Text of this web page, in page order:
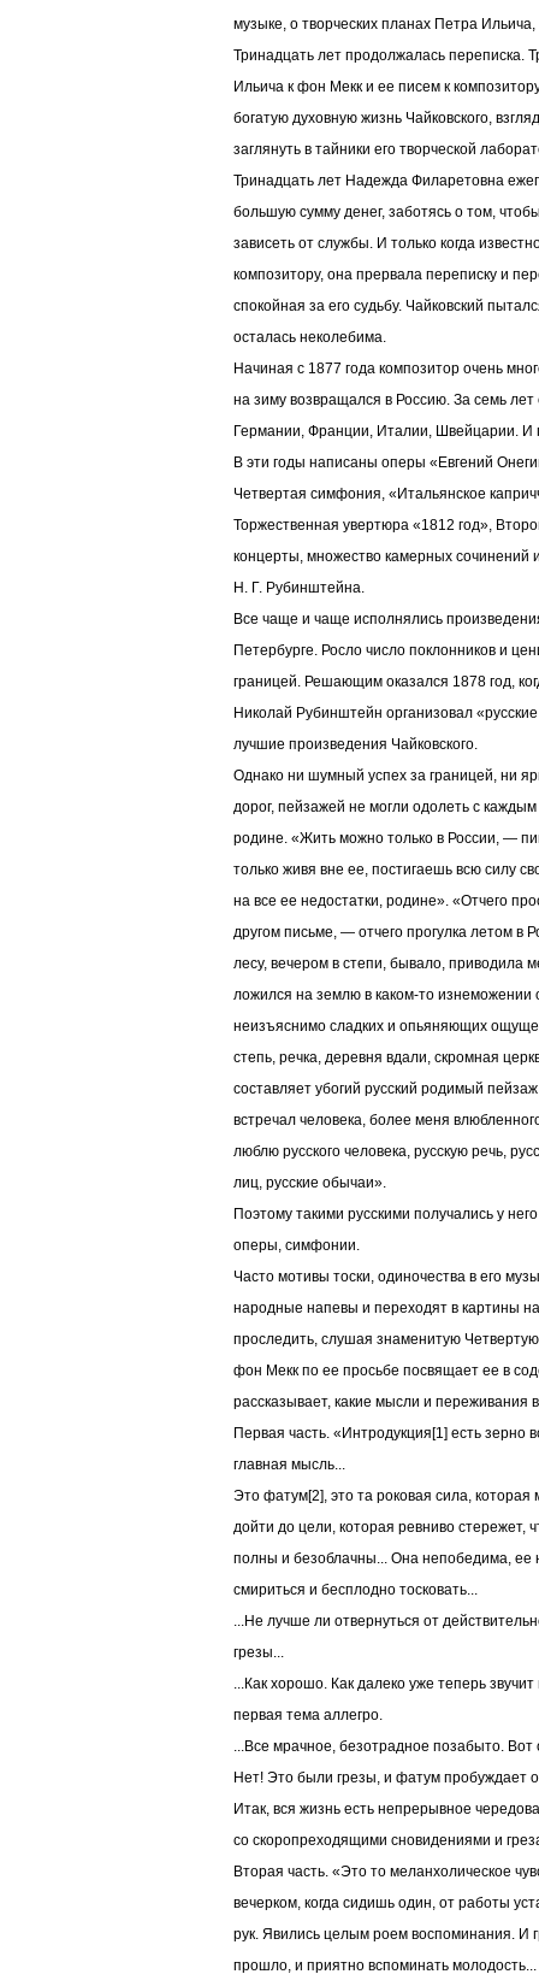
музыке, о творческих планах Петра
Тринадцать лет продолжалась переписка.
Ильича к фон Мекк и ее писем к
богатую духовную жизнь Чайковского,
заглянуть в тайники его творческой
Тринадцать лет Надежда Филаретовна
большую сумму денег, заботясь о том,
зависеть от службы. И только когда
композитору, она прервала переписку и
спокойная за его судьбу. Чайковский
осталась неколебима.
Начиная с 1877 года композитор очень
на зиму возвращался в Россию. За семь
Германии, Франции, Италии, Швейцарии. И
В эти годы написаны оперы «Евгений
Четвертая симфония, «Итальянское
Торжественная увертюра «1812 год»,
концерты, множество камерных сочинений
Н. Г. Рубинштейна.
Все чаще и чаще исполнялись
Петербурге. Росло число поклонников и
границей. Решающим оказался 1878 год,
Николай Рубинштейн организовал
лучшие произведения Чайковского.
Однако ни шумный успех за границей, ни
дорог, пейзажей не могли одолеть с
родине. «Жить можно только в России, —
только живя вне ее, постигаешь всю силу
на все ее недостатки, родине». «Отчего
другом письме, — отчего прогулка летом в
лесу, вечером в степи, бывало, приводила
ложился на землю в каком-то изнеможении
неизъяснимо сладких и опьяняющих
степь, речка, деревня вдали, скромная
составляет убогий русский родимый
встречал человека, более меня
люблю русского человека, русскую речь,
лиц, русские обычаи».
Поэтому такими русскими получались у
оперы, симфонии.
Часто мотивы тоски, одиночества в его
народные напевы и переходят в картины
проследить, слушая знаменитую
фон Мекк по ее просьбе посвящает ее в
рассказывает, какие мысли и переживания
Первая часть. «Интродукция[1] есть зерно
главная мысль...
Это фатум[2], это та роковая сила,
дойти до цели, которая ревниво стережет,
полны и безоблачны... Она непобедима, ее
смириться и бесплодно тосковать...
...Не лучше ли отвернуться от
грезы...
...Как хорошо. Как далеко уже теперь
первая тема аллегро.
...Все мрачное, безотрадное позабыто. Вот
Нет! Это были грезы, и фатум пробуждает
Итак, вся жизнь есть непрерывное
со скоропреходящими сновидениями и
Вторая часть. «Это то меланхолическое
вечерком, когда сидишь один, от работы
рук. Явились целым роем воспоминания. И
прошло, и приятно вспоминать